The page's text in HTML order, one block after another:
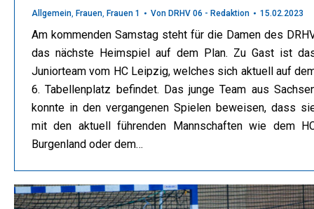
Allgemein, Frauen, Frauen 1 Von DRHV 06 - Redaktion 15.02.2023
Am kommenden Samstag steht für die Damen des
das nächste Heimspiel auf dem Plan. Zu Gast ist
Juniorteam vom HC Leipzig, welches sich aktuell auf
6. Tabellenplatz befindet. Das junge Team aus
konnte in den vergangenen Spielen beweisen, dass
mit den aktuell führenden Mannschaften wie dem
Burgenland oder dem…